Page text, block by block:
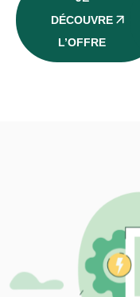
DÉCOUVRE
L’OFFRE